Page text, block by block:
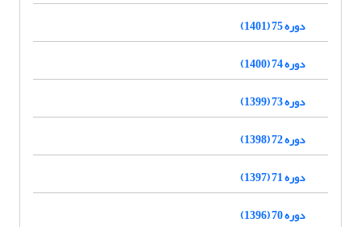
دوره 75 (1401)
دوره 74 (1400)
دوره 73 (1399)
دوره 72 (1398)
دوره 71 (1397)
دوره 70 (1396)